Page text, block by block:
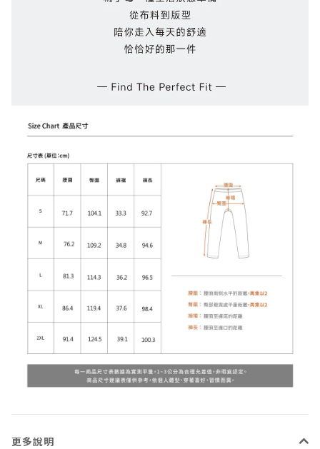
更多說明